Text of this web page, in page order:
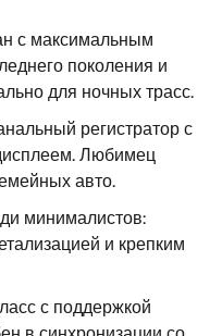
с максимальным
поколения и
для ночных трасс.
регистратор с
Любимец
авто.
минималистов:
и крепким
с поддержкой